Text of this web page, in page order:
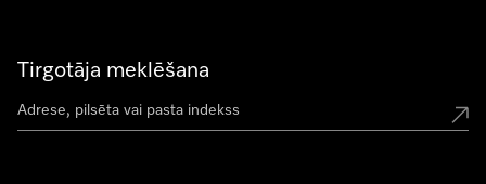
Tirgotāja meklēšana